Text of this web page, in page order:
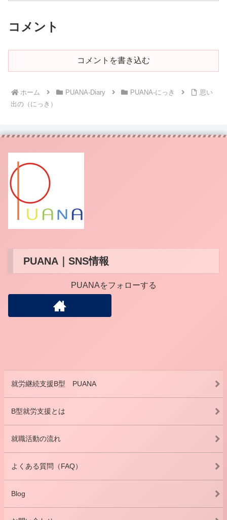
コメント
コメントを書き込む
ホーム PUANA-Diary PUANA-にっき
思い
出の（にっき）
PUANA｜SNS情報
PUANAをフォローする
就労継続支援B型 PUANA
B型就労支援とは
就職活動の流れ
よくある質問（FAQ）
Blog